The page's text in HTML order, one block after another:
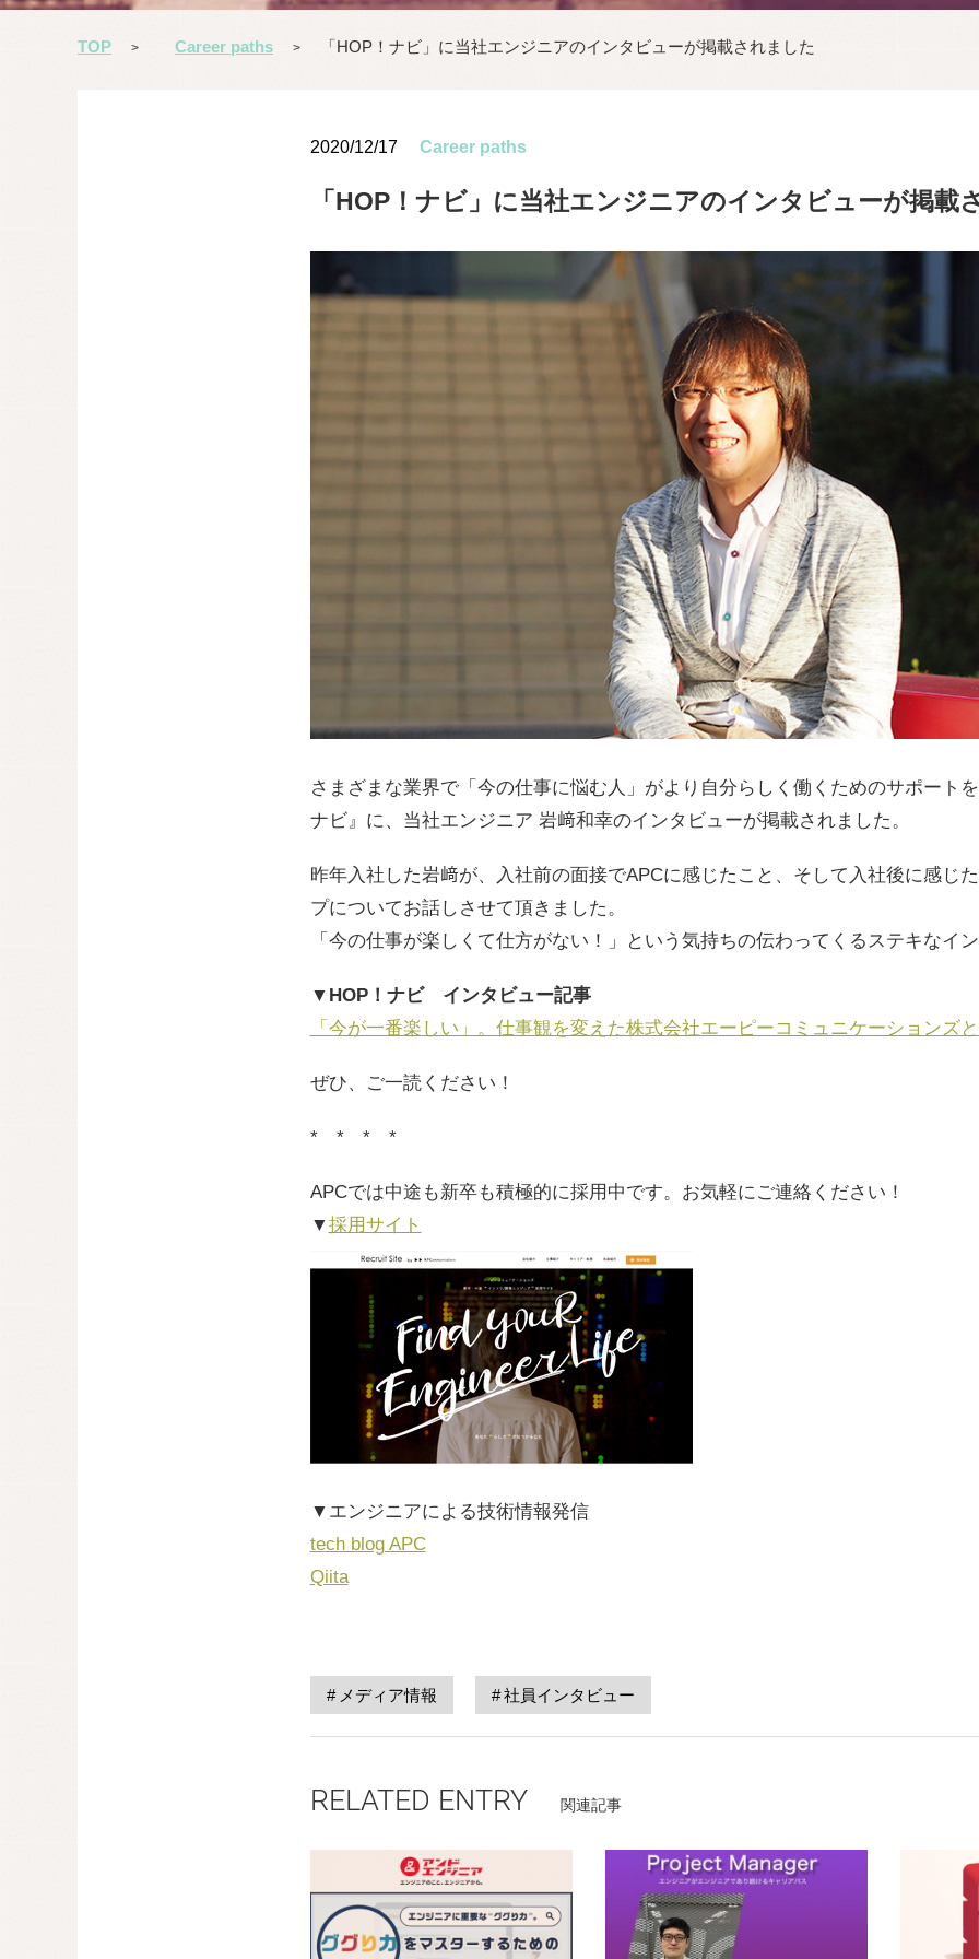
TOP > Career paths > 「HOP！ナビ」に当社エンジニアのインタビューが掲載されました
2020/12/17 Career paths
「HOP！ナビ」に当社エンジニアのインタビューが掲載
さまざまな業界で「今の仕事に悩む人」がより自分らしく働くためのサポート
ナビ』に、当社エンジニア 岩﨑和幸のインタビューが掲載されました。
昨年入社した岩﨑が、入社前の面接でAPCに感じたこと、そして入社後に感じ
プについてお話しさせて頂きました。
「今の仕事が楽しくて仕方がない！」という気持ちの伝わってくるステキなイ
▼HOP！ナビ インタビュー記事
「今が一番楽しい」。仕事観を変えた株式会社エーピーコミュニケーションズ
ぜひ、ご一読ください！
* * * *
APCでは中途も新卒も積極的に採用中です。お気軽にご連絡ください！
▼採用サイト
▼エンジニアによる技術情報発信
tech blog APC
Qiita
メディア情報 社員インタビュー
RELATED ENTRY 関連記事